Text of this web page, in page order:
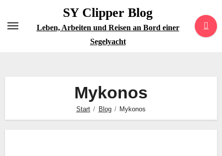
SY Clipper Blog
Leben, Arbeiten und Reisen an Bord einer
Segelyacht
Mykonos
Start Blog Mykonos